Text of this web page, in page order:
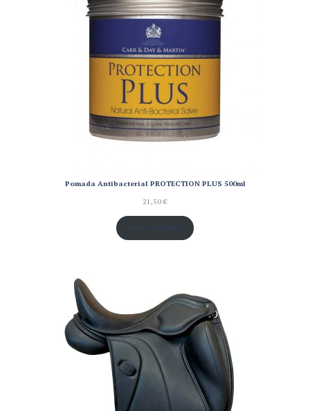
Pomada Antibacterial PROTECTION PLUS 500ml
21,50€
Añadir al carrito